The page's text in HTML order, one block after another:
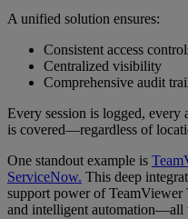
A unified solution ensures:
Consistent access
Centralized visibility
Comprehensive audit
Every session is logged, every
is covered—regardless of
One standout example is
ServiceNow. This deep
support power of TeamViewer
and intelligent automation—all